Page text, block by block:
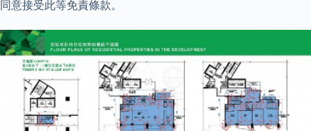
同意接受此等免責條款。